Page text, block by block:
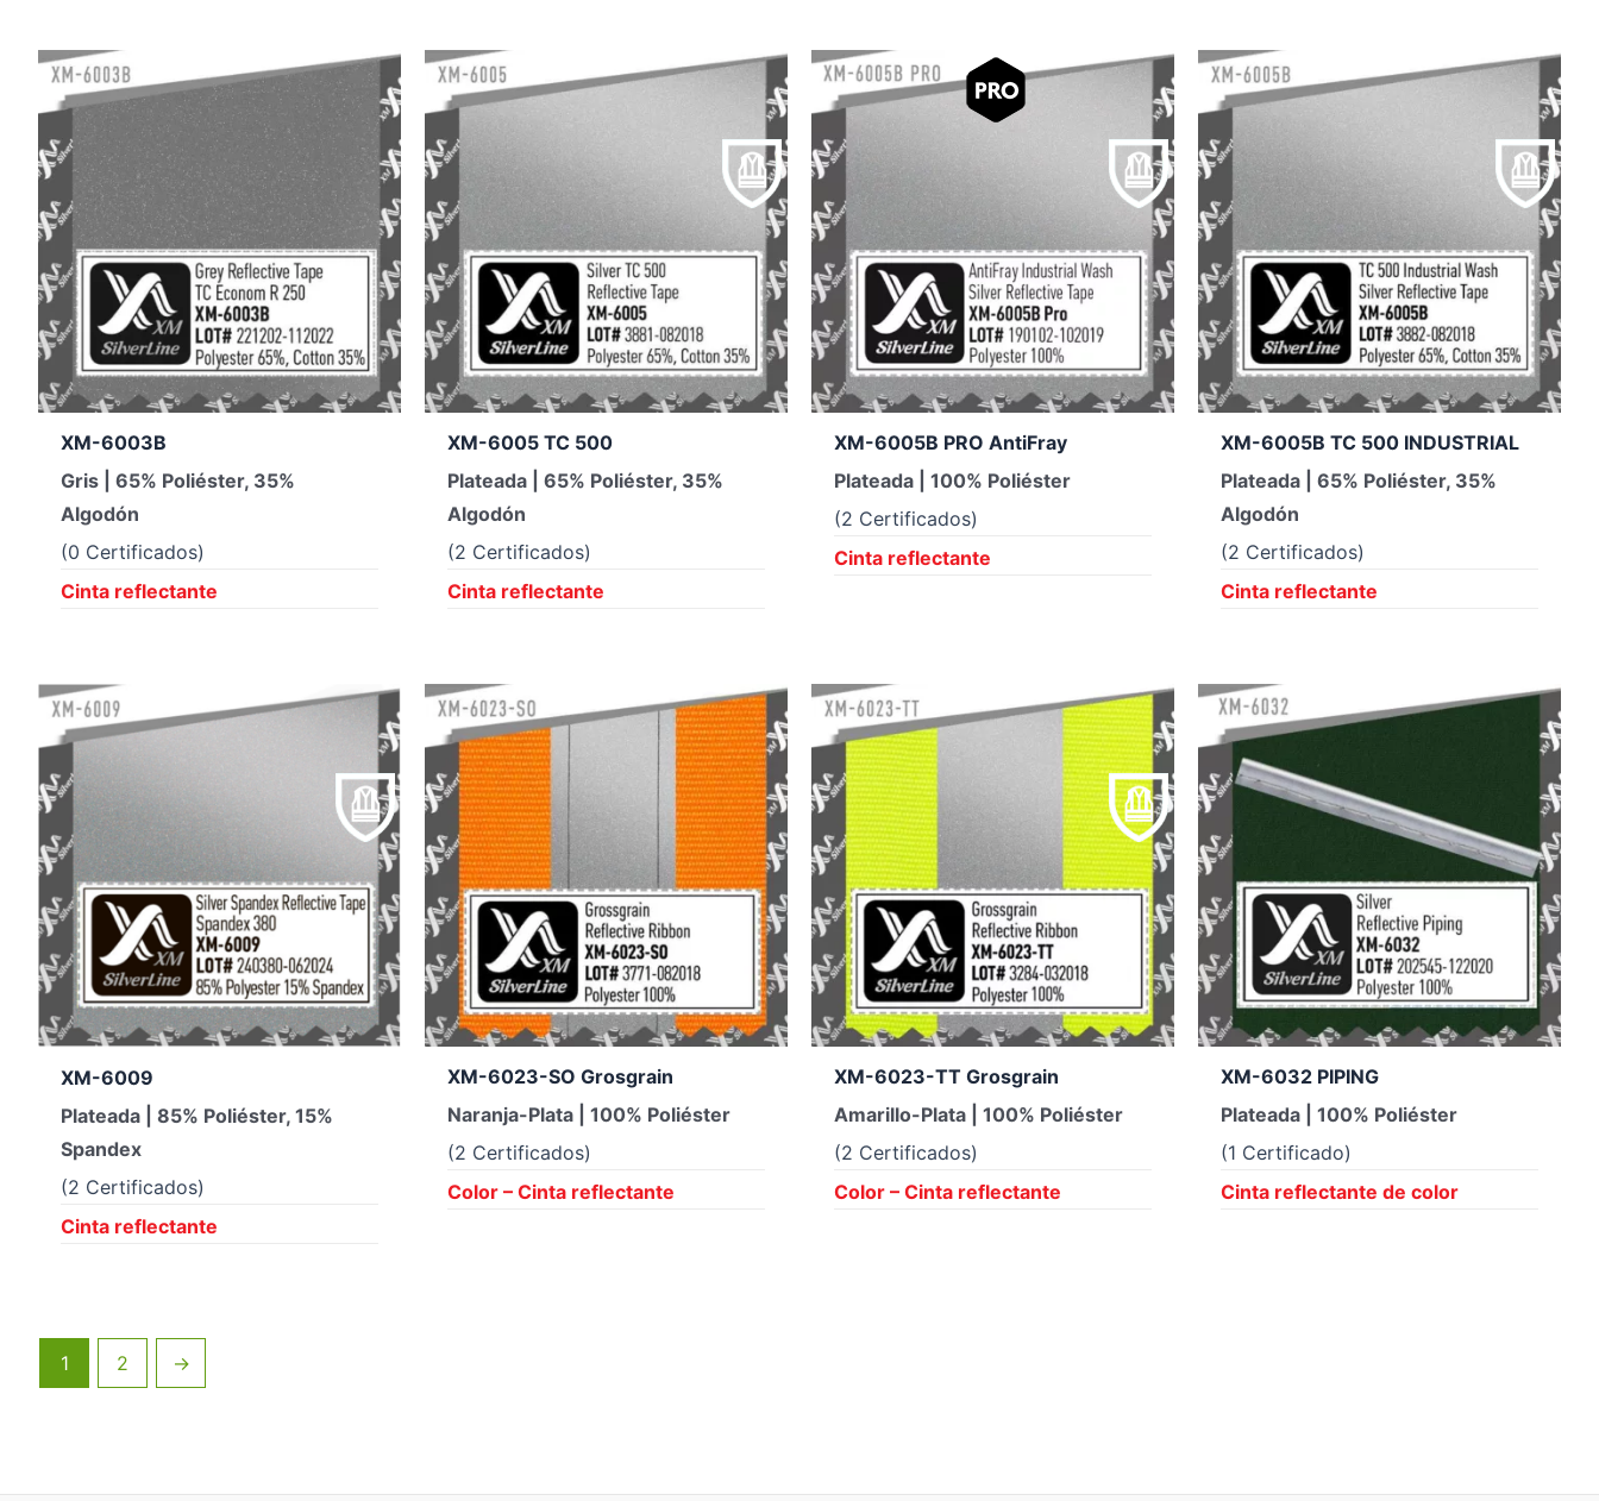
XM-6003B
Gris | 65% Poliéster, 35%
Algodón
(0 Certificados)
Cinta reflectante
XM-6005 TC 500
Plateada | 65% Poliéster, 35%
Algodón
(2 Certificados)
Cinta reflectante
XM-6005B PRO AntiFray
Plateada | 100% Poliéster
(2 Certificados)
Cinta reflectante
XM-6005B TC 500 INDUSTRIAL
Plateada | 65% Poliéster, 35%
Algodón
(2 Certificados)
Cinta reflectante
XM-6009
Plateada | 85% Poliéster, 15%
Spandex
(2 Certificados)
Cinta reflectante
XM-6023-SO Grosgrain
Naranja-Plata | 100% Poliéster
(2 Certificados)
Color – Cinta reflectante
XM-6023-TT Grosgrain
Amarillo-Plata | 100% Poliéster
(2 Certificados)
Color – Cinta reflectante
XM-6032 PIPING
Plateada | 100% Poliéster
(1 Certificado)
Cinta reflectante de color
1 2 →